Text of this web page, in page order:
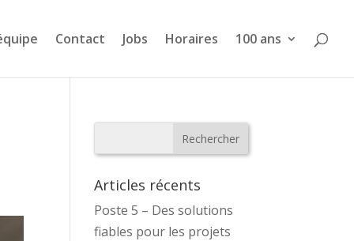
Contact Jobs Horaires 100 ans
Articles récents
Poste 5 – Des solutions
fiables pour les projets